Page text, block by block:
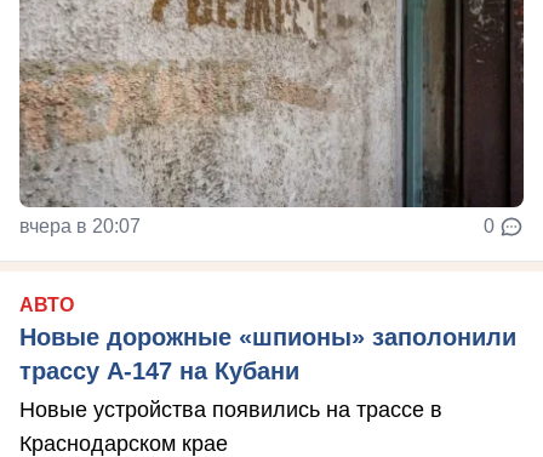
вчера в 20:07 0
АВТО
Новые дорожные «шпионы» заполонили
трассу А-147 на Кубани
Новые устройства появились на трассе в
Краснодарском крае